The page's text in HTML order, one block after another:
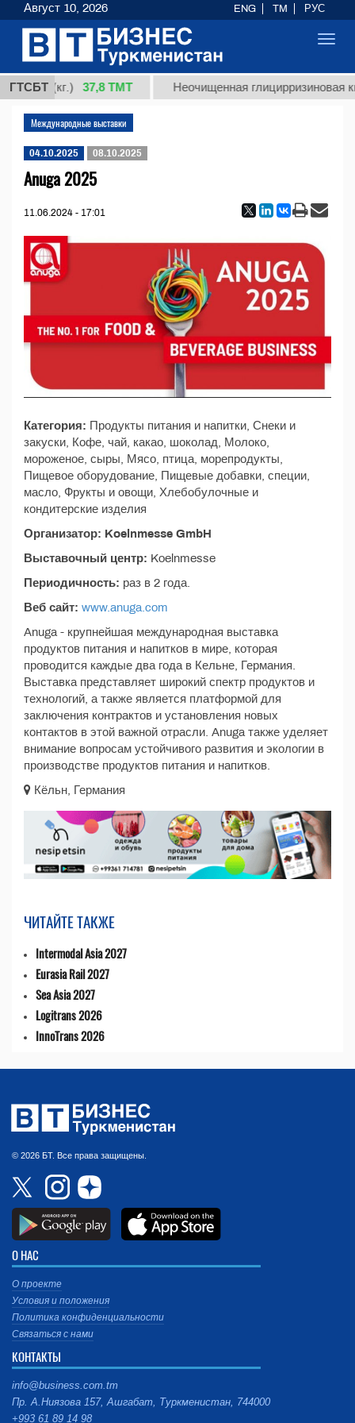
ГТСБТ
сорт 1 (кг.) 37,8 ТМТ Неочищенная глицирризиновая
Международные выставки
04.10.2025 08.10.2025
Anuga 2025
11.06.2024 - 17:01
Категория: Продукты питания и напитки, Снеки и
закуски, Кофе, чай, какао, шоколад, Молоко,
мороженое, сыры, Мясо, птица, морепродукты,
Пищевое оборудование, Пищевые добавки, специи,
масло, Фрукты и овощи, Хлебобулочные и
кондитерские изделия
Организатор: Koelnmesse GmbH
Выставочный центр: Koelnmesse
Периодичность: раз в 2 года.
Веб сайт: www.anuga.com
Anuga - крупнейшая международная выставка
продуктов питания и напитков в мире, которая
проводится каждые два года в Кельне, Германия.
Выставка представляет широкий спектр продуктов и
технологий, а также является платформой для
заключения контрактов и установления новых
контактов в этой важной отрасли. Anuga также уделяет
внимание вопросам устойчивого развития и экологии в
производстве продуктов питания и напитков.
Кёльн, Германия
ЧИТАЙТЕ ТАКЖЕ
Intermodal Asia 2027
Eurasia Rail 2027
Sea Asia 2027
Logitrans 2026
InnoTrans 2026
© 2026 БТ. Все права защищены.
О НАС
О проекте
Условия и положения
Политика конфиденциальности
Связаться с нами
КОНТАКТЫ
info@business.com.tm
Пр. А.Ниязова 157, Ашгабат, Туркменистан, 744000
+993 61 89 14 98
Август 10, 2026 ENG TM РУС